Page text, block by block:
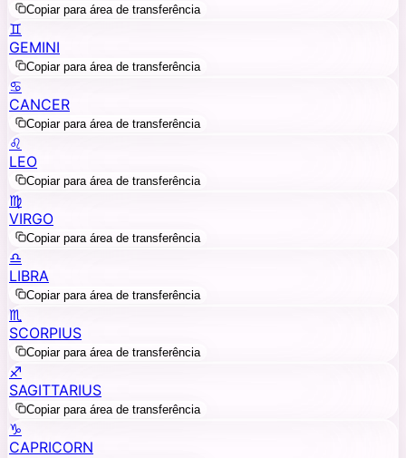
Copiar para área de transferência
♊
GEMINI
Copiar para área de transferência
♋
CANCER
Copiar para área de transferência
♌
LEO
Copiar para área de transferência
♍
VIRGO
Copiar para área de transferência
♎
LIBRA
Copiar para área de transferência
♏
SCORPIUS
Copiar para área de transferência
♐
SAGITTARIUS
Copiar para área de transferência
♑
CAPRICORN